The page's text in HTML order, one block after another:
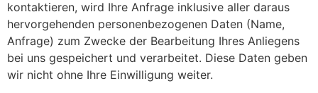
kontaktieren, wird Ihre Anfrage inklusive aller daraus
hervorgehenden personenbezogenen Daten (Name,
Anfrage) zum Zwecke der Bearbeitung Ihres Anliegens
bei uns gespeichert und verarbeitet. Diese Daten geben
wir nicht ohne Ihre Einwilligung weiter.